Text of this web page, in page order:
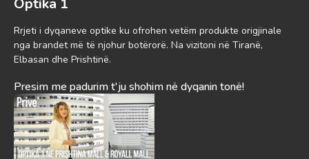
Optika 1
Rrjeti i dyqaneve optike ku ofrohen vetëm produkte origjinale
nga brandet më të njohur botërorë. Na vizitoni në Tiranë,
Elbasan dhe Prishtinë.
Presim me padurim t'ju shohim në dyqanin tonë!